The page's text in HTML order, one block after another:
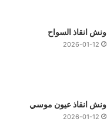
ونش انقاذ السواح
2026-01-12
ونش انقاذ عيون موسي
2026-01-12